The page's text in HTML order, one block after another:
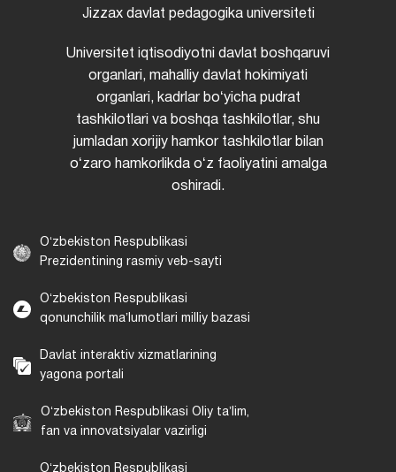
Jizzax davlat pedagogika universiteti
Universitet iqtisodiyotni davlat boshqaruvi
organlari, mahalliy davlat hokimiyati
organlari, kadrlar boʻyicha pudrat
tashkilotlari va boshqa tashkilotlar, shu
jumladan xorijiy hamkor tashkilotlar bilan
oʻzaro hamkorlikda oʻz faoliyatini amalga
oshiradi.
Oʻzbekiston Respublikasi
Prezidentining rasmiy veb-sayti
Oʻzbekiston Respublikasi
qonunchilik maʼlumotlari milliy bazasi
Davlat interaktiv xizmatlarining
yagona portali
Oʻzbekiston Respublikasi Oliy taʼlim,
fan va innovatsiyalar vazirligi
Oʻzbekiston Respublikasi